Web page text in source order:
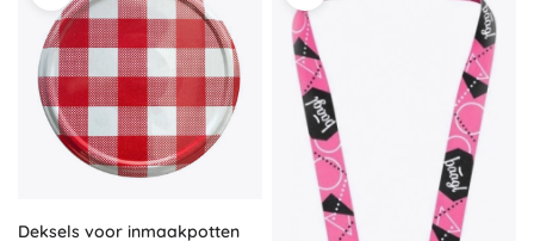
Deksels voor inmaakpotten